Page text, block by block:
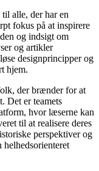
alle, der har en
fokus på at inspirere
og indsigt om
og artikler
designprincipper og
hjem.
der brænder for at
Det er teamets
hvor læserne kan
til at realisere deres
perspektiver og